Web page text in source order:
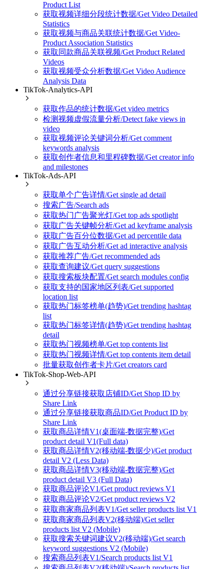
Product List
获取视频详细分段统计数据/Get Video Detailed
Statistics
获取视频与商品关联统计数据/Get Video-
Product Association Statistics
获取同款商品关联视频/Get Product Related
Videos
获取视频受众分析数据/Get Video Audience
Analysis Data
TikTok-Analytics-API
获取作品的统计数据/Get video metrics
检测视频虚假流量分析/Detect fake views in
video
获取视频评论关键词分析/Get comment
keywords analysis
获取创作者信息和里程碑数据/Get creator info
and milestones
TikTok-Ads-API
获取单个广告详情/Get single ad detail
搜索广告/Search ads
获取热门广告聚光灯/Get top ads spotlight
获取广告关键帧分析/Get ad keyframe analysis
获取广告百分位数据/Get ad percentile data
获取广告互动分析/Get ad interactive analysis
获取推荐广告/Get recommended ads
获取查询建议/Get query suggestions
获取搜索板块配置/Get search modules config
获取支持的国家地区列表/Get supported
location list
获取热门标签榜单(趋势)/Get trending hashtag
list
获取热门标签详情(趋势)/Get trending hashtag
detail
获取热门视频榜单/Get top contents list
获取热门视频详情/Get top contents item detail
批量获取创作者卡片/Get creators card
TikTok-Shop-Web-API
通过分享链接获取店铺ID/Get Shop ID by
Share Link
通过分享链接获取商品ID/Get Product ID by
Share Link
获取商品详情V1(桌面端-数据完整)/Get
product detail V1(Full data)
获取商品详情V2(移动端-数据少)/Get product
detail V2 (Less Data)
获取商品详情V3(移动端-数据完整)/Get
product detail V3 (Full Data)
获取商品评论V1/Get product reviews V1
获取商品评论V2/Get product reviews V2
获取商家商品列表V1/Get seller products list V1
获取商家商品列表V2(移动端)/Get seller
products list V2 (Mobile)
获取搜索关键词建议V2(移动端)/Get search
keyword suggestions V2 (Mobile)
搜索商品列表V1/Search products list V1